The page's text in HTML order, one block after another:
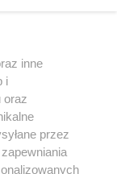
inne
i
oraz
przez